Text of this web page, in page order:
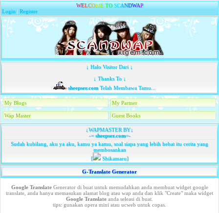
WELCOME TO SCANDWAP
Login |Register
↓ Halo Visitor Dari ↓
↓ Thanks To ↓
sheepser.comTelah Membawa Tamu...
My Blogs My Partner
Wap Master Guest Books
↓WAPMASTER BY↓
-=sheepser.com=-
Sudah kubilang, aku ya aku, kamu ya kamu, soal siapa yang lebih hebat itu cerita yang
membosankan
[
Shikamaru]
G-Translate Generator
Google TranslateGenerator di buat untuk memudahkan anda membuat widget google
translate, anda hanya memasukan alamat blog atau wap anda dan klik "Create" maka widget
Google Translate anda seleasi di buat.
tips: gunakan opera mini atau ucweb untuk copas.